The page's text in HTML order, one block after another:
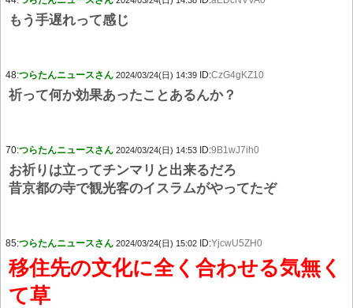
もう手遅れって感じ
48:つらたんニュースさん 2024/03/24(日) 14:39 ID:CzG4gKZ10
祈って何か効果あったことあるんか？
70:つらたんニュースさん 2024/03/24(日) 14:53 ID:9B1wJ7ih0
お祈りは立ってチンマリと出来るだろ
昔京都の寺で観光客のイスラムがやってたぞ
85:つらたんニュースさん 2024/03/24(日) 15:02 ID:YjcwU5ZH0
移住先の文化に全く合わせる気無く
て草